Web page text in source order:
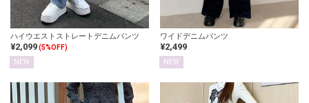
ハイウエストストレートデニムパンツ
¥2,099(5%OFF)
NEW
ワイドデニムパンツ
¥2,499
NEW